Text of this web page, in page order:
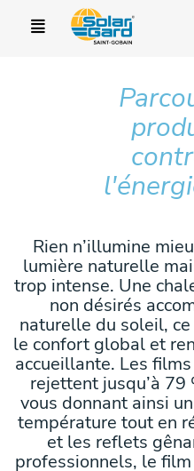
Rien n’illumine
lumière naturelle
trop intense. Une
non désirés
naturelle du soleil,
le confort global et
accueillante. Les
rejettent jusqu’à 79
vous donnant ainsi
température tout en
et les reflets
professionnels, le